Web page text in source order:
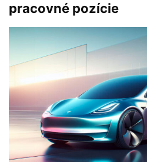
pracovné pozície